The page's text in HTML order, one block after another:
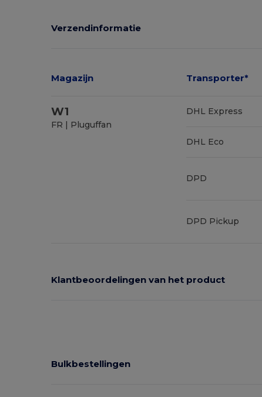
Verzendinformatie
Magazijn Transporter*
W1
FR | Pluguffan
DHL Express
DHL Eco
DPD
DPD Pickup
Klantbeoordelingen van het product
Bulkbestellingen